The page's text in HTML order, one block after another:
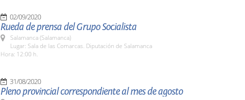
02/09/2020
Rueda de prensa del Grupo Socialista
Salamanca (Salamanca)
Lugar: Sala de las Comarcas. Diputación de Salamanca
Hora: 12:00 h.
31/08/2020
Pleno provincial correspondiente al mes de agosto